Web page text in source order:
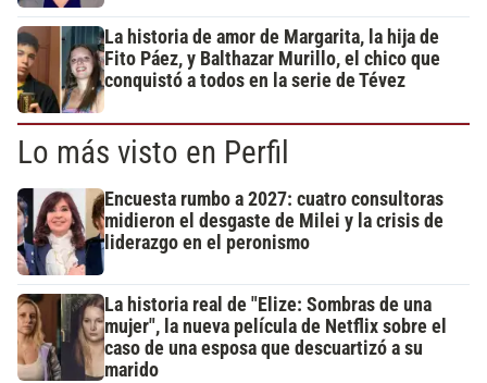
La historia de amor de Margarita, la hija de
Fito Páez, y Balthazar Murillo, el chico que
conquistó a todos en la serie de Tévez
Lo más visto en Perfil
Encuesta rumbo a 2027: cuatro consultoras
midieron el desgaste de Milei y la crisis de
liderazgo en el peronismo
La historia real de "Elize: Sombras de una
mujer", la nueva película de Netflix sobre el
caso de una esposa que descuartizó a su
marido